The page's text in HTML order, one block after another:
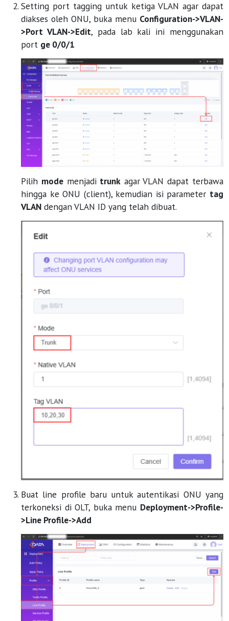
Setting port tagging untuk ketiga VLAN agar dapat
diakses oleh ONU, buka menu Configuration->VLAN-
>Port VLAN->Edit, pada lab kali ini menggunakan
port ge 0/0/1
Pilih modemenjadi trunk agar VLAN dapat terbawa
hingga ke ONU (client), kemudian isi parameter tag
VLAN dengan VLAN ID yang telah dibuat.
Buat line profile baru untuk autentikasi ONU yang
terkoneksi di OLT, buka menu Deployment->Profile-
>Line Profile->Add